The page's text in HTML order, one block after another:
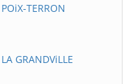
TERRON
GRANDViLLE